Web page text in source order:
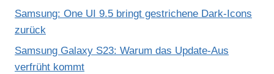
Samsung: One UI 9.5 bringt gestrichene Dark-Icons
zurück
Samsung Galaxy S23: Warum das Update-Aus
verfrüht kommt